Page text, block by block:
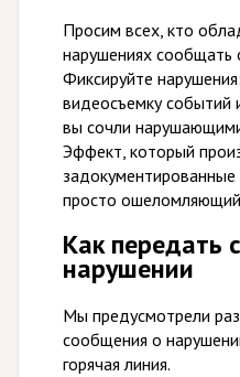
Просим всех, кто
нарушениях сообщать
Фиксируйте
видеосъемку событий
вы сочли
Эффект, который
просто
Как передать
нарушении
Мы предусмотрели
сообщения о
горячая линия.